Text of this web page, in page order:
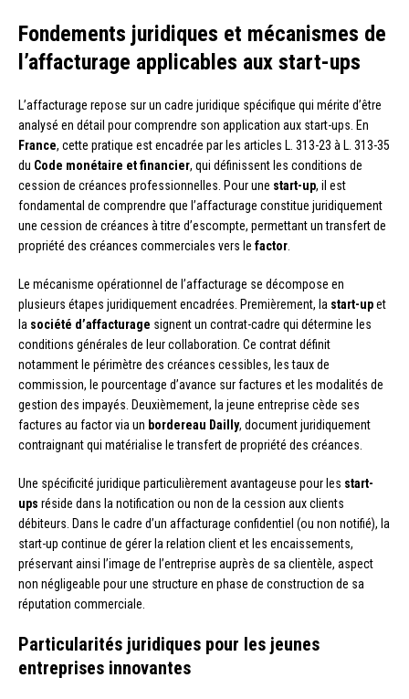
Fondements juridiques et mécanismes de
l’affacturage applicables aux start-ups
L’affacturage repose sur un cadre juridique spécifique qui mérite d’être
analysé en détail pour comprendre son application aux start-ups. En
France, cette pratique est encadrée par les articles L. 313-23 à L. 313-35
du Code monétaire et financier, qui définissent les conditions de
cession de créances professionnelles. Pour une start-up, il est
fondamental de comprendre que l’affacturage constitue juridiquement
une cession de créances à titre d’escompte, permettant un transfert de
propriété des créances commerciales vers le factor
Le mécanisme opérationnel de l’affacturage se décompose en
plusieurs étapes juridiquement encadrées. Premièrement, la start-upet
la société d’affacturage signent un contrat-cadre qui détermine les
conditions générales de leur collaboration. Ce contrat définit
notamment le périmètre des créances cessibles, les taux de
commission, le pourcentage d’avance sur factures et les modalités de
gestion des impayés. Deuxièmement, la jeune entreprise cède ses
factures au factor via un bordereau Dailly, document juridiquement
contraignant qui matérialise le transfert de propriété des créances.
Une spécificité juridique particulièrement avantageuse pour les start-
ups réside dans la notification ou non de la cession aux clients
débiteurs. Dans le cadre d’un affacturage confidentiel (ou non notifié), la
start-up continue de gérer la relation client et les encaissements,
préservant ainsi l’image de l’entreprise auprès de sa clientèle, aspect
non négligeable pour une structure en phase de construction de sa
réputation commerciale.
Particularités juridiques pour les jeunes
entreprises innovantes